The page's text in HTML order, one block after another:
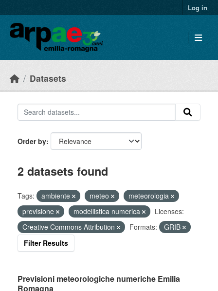
Log in
Datasets
Order by
2 datasets found
Tags: ambiente meteo
meteorologia
previsione
modellistica numerica
Licenses:
Creative Commons Attribution
Formats:
GRIB
Filter Results
Previsioni meteorologiche numeriche Emilia
Romagna